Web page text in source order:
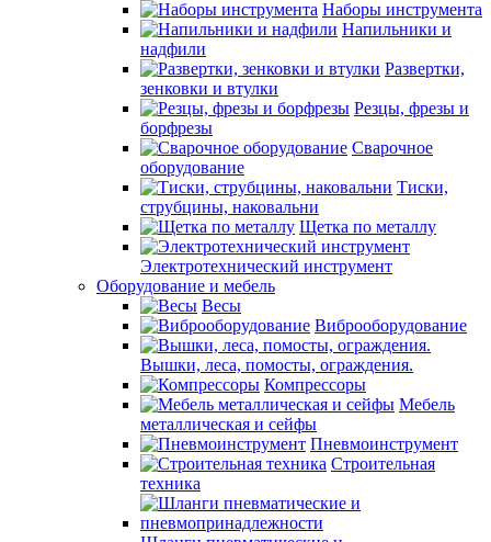
Наборы инструмента
Напильники и
надфили
Развертки,
зенковки и втулки
Резцы, фрезы и
борфрезы
Сварочное
оборудование
Тиски,
струбцины, наковальни
Щетка по металлу
Электротехнический инструмент
Оборудование и мебель
Весы
Виброоборудование
Вышки, леса, помосты, ограждения.
Компрессоры
Мебель
металлическая и сейфы
Пневмоинструмент
Строительная
техника